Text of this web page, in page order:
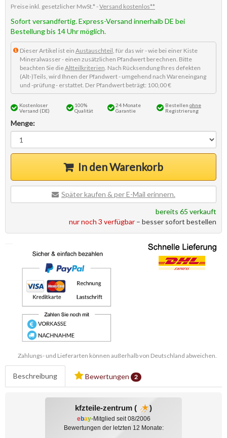
Preise inkl. gesetzlicher MwSt.* -Versand kostenlos**
Sofort versandfertig. Express-Versand innerhalb DE bei
Bestellung bis 14 Uhr möglich.
Dieser Artikel ist ein Austauschteil, für das wir - wie bei einer Kiste
Mineralwasser - einen zusätzlichen Pfandwert berechnen. Bitte
beachten Sie dieAltteilkriterien. Nach Rücksendung Ihres defekten
(Alt-)Teils, wird Ihnen der Pfandwert - umgehend nach Wareneingang
und -prüfung - erstattet. Der Pfandwert beträgt: 100,00 €
Kostenloser
Versand (DE)
100%
Qualität
24 Monate
Garantie
Bestellen ohne
Registrierung
Menge:
In den Warenkorb
Später kaufen & per E-Mail erinnern.
bereits 65 verkauft
nur noch 3 verfügbar – besser sofort bestellen
Zahlungs- und Lieferarten können außerhalb von Deutschland abweichen.
Beschreibung Bewertungen 2
kfzteile-zentrum ( )
ebay-Mitglied seit 08/2006
Bewertungen der letzten 12 Monate: